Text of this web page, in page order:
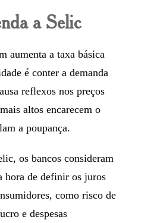
a Selic
aumenta a taxa básica
é conter a demanda
reflexos nos preços
altos encarecem o
a poupança.
os bancos consideram
hora de definir os juros
como risco de
e despesas